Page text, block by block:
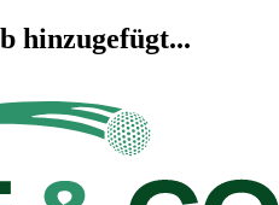
hinzugefügt...